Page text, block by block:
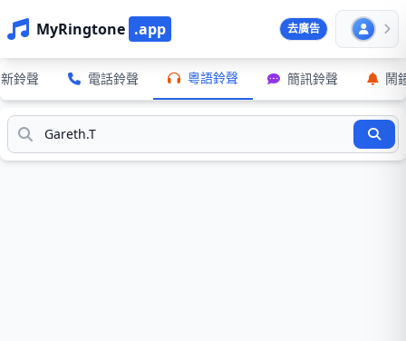
MyRingtone .app 去廣告
鈴聲 電話鈴聲 粵語鈴聲 簡訊鈴聲 鬧